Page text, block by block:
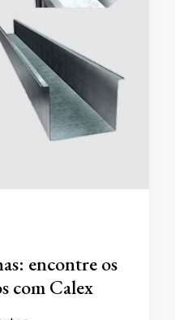
encontre os
com Calex